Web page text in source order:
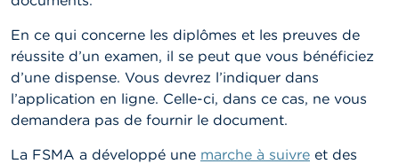
e
c
h
e
r
c
h
e
En ce qui concerne les diplômes et les preuves de
réussite d’un examen, il se peut que vous bénéficiez
d’une dispense. Vous devrez l’indiquer dans
l’application en ligne. Celle-ci, dans ce cas, ne vous
demandera pas de fournir le document.
La FSMA a développé une marche à suivre et des